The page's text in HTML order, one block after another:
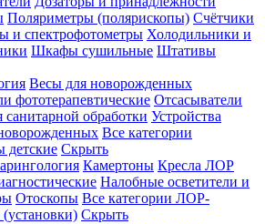
Поляриметры (полярископы) Счётчики
и спектрофотометры Холодильники и
Шкафы сушильные Штативы
Весы для новорожденных
фототерапевтические Отсасыватели
обработки Устройства
Все категории
детские Скрыть
Камертоны Кресла ЛОР
Налобные осветители и
Отоскопы Все категории ЛОР-
Скрыть